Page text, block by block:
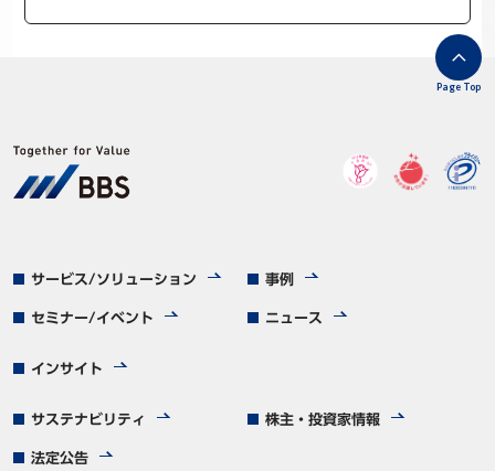
サービス/ソリューション 事例
セミナー/イベント ニュース
インサイト
サステナビリティ 株主・投資家情報
法定公告
Page Top